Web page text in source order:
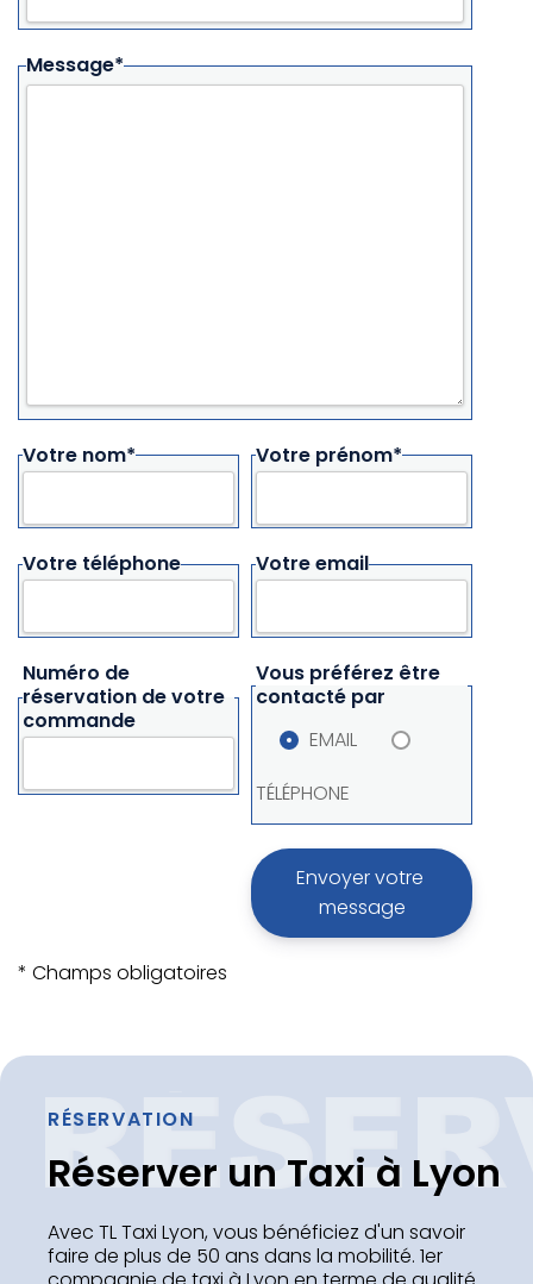
Message*
Votre nom* Votre prénom*
Votre email
Votre téléphone
Numéro de
réservation de votre
commande
Vous préférez être
contacté par
EMAIL
TÉLÉPHONE
* Champs obligatoires
RÉSERVATION
Réserver un Taxi à Lyon
Avec TL Taxi Lyon, vous bénéficiez d'un savoir
faire de plus de 50 ans dans la mobilité. 1er